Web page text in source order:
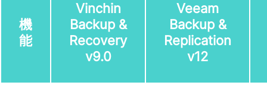
機
能
Vinchin
Backup &
Recovery
v9.0
Veeam
Backup &
Replication
v12